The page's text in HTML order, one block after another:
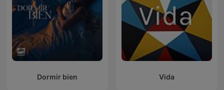
Dormir bien Vida